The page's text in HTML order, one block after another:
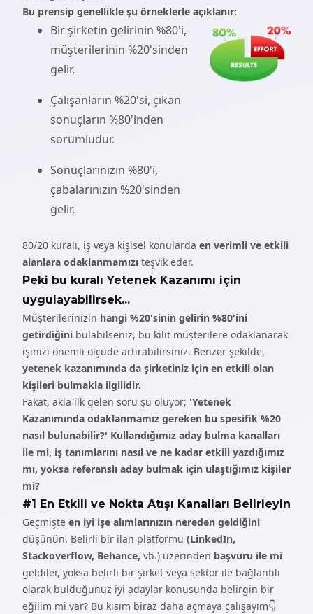
Bu prensip genellikle şu örneklerle açıklanır:
Bir şirketin gelirinin %80'i,
müşterilerinin %20'sinden
gelir.
Çalışanların %20'si, çıkan
sonuçların %80'inden
sorumludur.
Sonuçlarınızın %80'i,
çabalarınızın %20'sinden
gelir.
80/20 kuralı, iş veya kişisel konularda en verimli ve etkili
alanlara odaklanmamızı teşvik eder.
Peki bu kuralı Yetenek Kazanımı için
uygulayabilirsek...
Müşterilerinizin hangi %20'sinin gelirin %80'ini
getirdiğini bulabilseniz, bu kilit müşterilere odaklanarak
işinizi önemli ölçüde artırabilirsiniz. Benzer şekilde,
yetenek kazanımında da şirketiniz için en etkili olan
kişileri bulmakla ilgilidir.
Fakat, akla ilk gelen soru şu oluyor; 'Yetenek
Kazanımında odaklanmamız gereken bu spesifik %20
nasıl bulunabilir?' Kullandığımız aday bulma kanalları
ile mi, iş tanımlarını nasıl ve ne kadar etkili yazdığımız
mı, yoksa referanslı aday bulmak için ulaştığımız kişiler
mi?
#1 En Etkili ve Nokta Atışı Kanalları Belirleyin
Geçmişte en iyi işe alımlarınızın nereden geldiğini
düşünün. Belirli bir ilan platformu (LinkedIn,
Stackoverflow, Behance, vb.) üzerinden başvuru ile mi
geldiler, yoksa belirli bir şirket veya sektör ile bağlantılı
olarak bulduğunuz iyi adaylar konusunda belirgin bir
eğilim mi var? Bu kısım biraz daha açmaya çalışayım👇